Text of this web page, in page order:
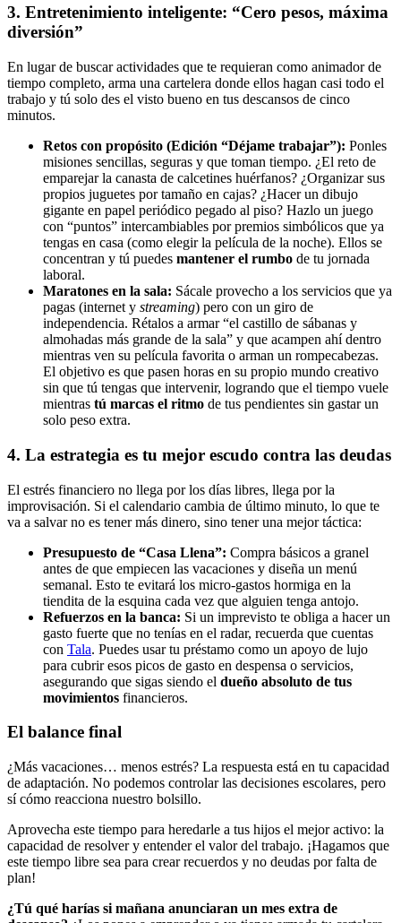
3. Entretenimiento inteligente: “Cero pesos, máxima
diversión”
En lugar de buscar actividades que te requieran como animador de
tiempo completo, arma una cartelera donde ellos hagan casi todo el
trabajo y tú solo des el visto bueno en tus descansos de cinco
minutos.
Retos con propósito (Edición “Déjame trabajar”): Ponles
misiones sencillas, seguras y que toman tiempo. ¿El reto de
emparejar la canasta de calcetines huérfanos? ¿Organizar sus
propios juguetes por tamaño en cajas? ¿Hacer un dibujo
gigante en papel periódico pegado al piso? Hazlo un juego
con “puntos” intercambiables por premios simbólicos que ya
tengas en casa (como elegir la película de la noche). Ellos se
concentran y tú puedes mantener el rumbo de tu jornada
laboral.
Maratones en la sala: Sácale provecho a los servicios que ya
pagas (internet y streaming) pero con un giro de
independencia. Rétalos a armar “el castillo de sábanas y
almohadas más grande de la sala” y que acampen ahí dentro
mientras ven su película favorita o arman un rompecabezas.
El objetivo es que pasen horas en su propio mundo creativo
sin que tú tengas que intervenir, logrando que el tiempo vuele
mientras tú marcas el ritmo de tus pendientes sin gastar un
solo peso extra.
4. La estrategia es tu mejor escudo contra las deudas
El estrés financiero no llega por los días libres, llega por la
improvisación. Si el calendario cambia de último minuto, lo que te
va a salvar no es tener más dinero, sino tener una mejor táctica:
Presupuesto de “Casa Llena”: Compra básicos a granel
antes de que empiecen las vacaciones y diseña un menú
semanal. Esto te evitará los micro-gastos hormiga en la
tiendita de la esquina cada vez que alguien tenga antojo.
Refuerzos en la banca: Si un imprevisto te obliga a hacer un
gasto fuerte que no tenías en el radar, recuerda que cuentas
con Tala. Puedes usar tu préstamo como un apoyo de lujo
para cubrir esos picos de gasto en despensa o servicios,
asegurando que sigas siendo el dueño absoluto de tus
movimientos financieros.
El balance final
¿Más vacaciones… menos estrés? La respuesta está en tu capacidad
de adaptación. No podemos controlar las decisiones escolares, pero
sí cómo reacciona nuestro bolsillo.
Aprovecha este tiempo para heredarle a tus hijos el mejor activo: la
capacidad de resolver y entender el valor del trabajo. ¡Hagamos que
este tiempo libre sea para crear recuerdos y no deudas por falta de
plan!
¿Tú qué harías si mañana anunciaran un mes extra de